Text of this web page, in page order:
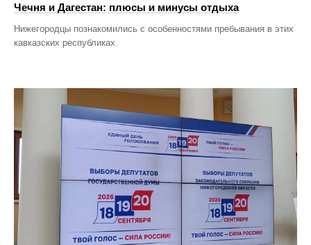
Чечня и Дагестан: плюсы и минусы отдыха
Нижегородцы познакомились с особенностями пребывания в этих
кавказских республиках.